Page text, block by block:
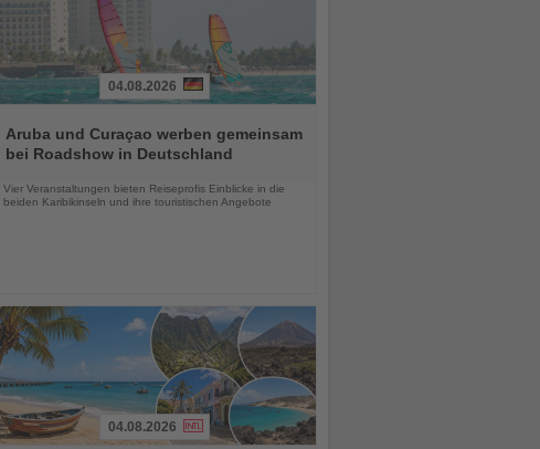
Sie
die
04.08.2026
Aruba und Curaçao werben gemeinsam
bei Roadshow in Deutschland
Vier Veranstaltungen bieten Reiseprofis Einblicke in die
beiden Karibikinseln und ihre touristischen Angebote
04.08.2026